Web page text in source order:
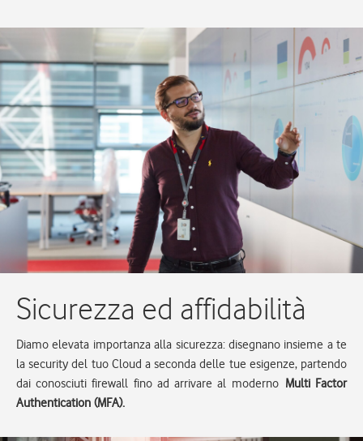
Sicurezza ed affidabilità
Diamo elevata importanza alla sicurezza: disegnano insieme a te
la security del tuo Cloud a seconda delle tue esigenze, partendo
dai conosciuti firewall fino ad arrivare al moderno Multi Factor
Authentication (MFA).